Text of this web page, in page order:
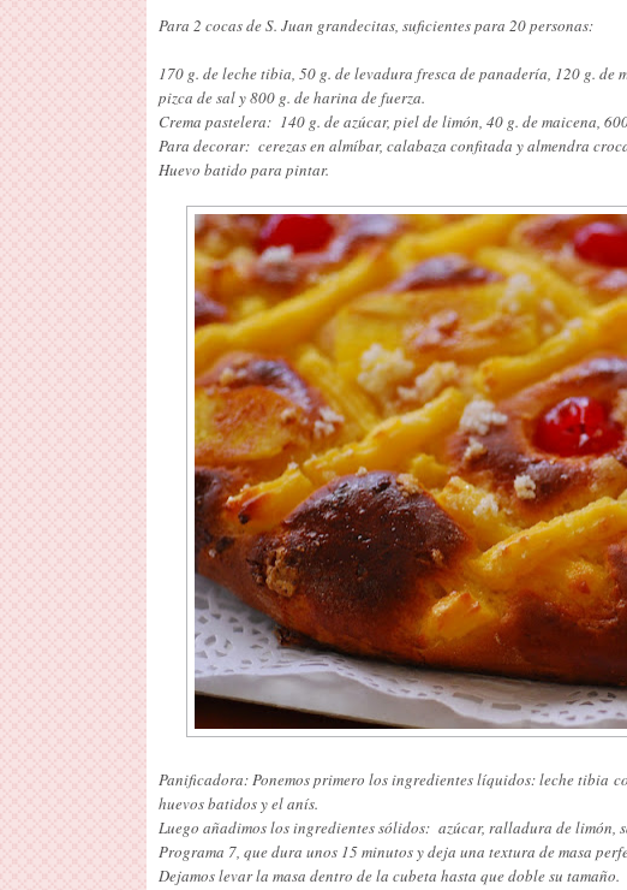
Para 2 cocas de S. Juan grandecitas, suficientes para 20 personas:
170 g. de leche tibia, 50 g. de levadura fresca de panadería, 120 g.
pizca de sal y 800 g. de harina de fuerza.
Crema pastelera: 140 g. de azúcar, piel de limón, 40 g. de maicena,
Para decorar: cerezas en almíbar, calabaza confitada y almendra
Huevo batido para pintar.
Panificadora: Ponemos primero los ingredientes líquidos: leche tibia
huevos batidos y el anís.
Luego añadimos los ingredientes sólidos: azúcar, ralladura de limón,
Programa 7, que dura unos 15 minutos y deja una textura de masa
Dejamos levar la masa dentro de la cubeta hasta que doble su tamaño.